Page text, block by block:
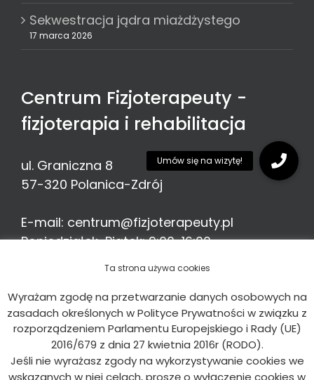
Sekwestracja jądra miażdżystego
17 marca 2026
Centrum Fizjoterapeuty -
fizjoterapia i rehabilitacja
ul. Graniczna 8
57-320 Polanica-Zdrój
E-mail: centrum@fizjoterapeuty.pl
Poniedziałek-Piątek: 9:00-16:00
513 776 935
© Centrum Fizjoterapeuty
2026 Kopiowanie
zabronione. Wszystkie prawa zastrzeżone. Grupa
Ta strona używa cookies
Wyrażam zgodę na przetwarzanie danych osobowych na
zasadach określonych w Polityce Prywatności w związku z
rozporządzeniem Parlamentu Europejskiego i Rady (UE)
2016/679 z dnia 27 kwietnia 2016r (RODO).
Jeśli nie wyrażasz zgody na wykorzystywanie cookies we
wskazanych w niej celach, proszę o wyłączenie cookies w